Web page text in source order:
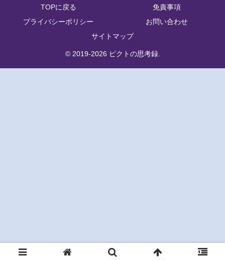
TOPに戻る
免責事項
プライバシーポリシー
お問い合わせ
サイトマップ
© 2019-2026 ピクトの思考録.